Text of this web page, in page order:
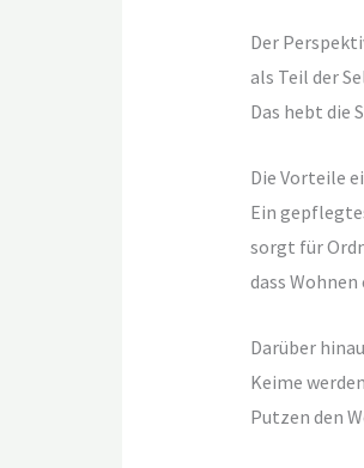
Der
als Teil der
Das hebt die
Die Vorteile
Ein
sorgt für
dass
Darüber
Keime
Putzen den